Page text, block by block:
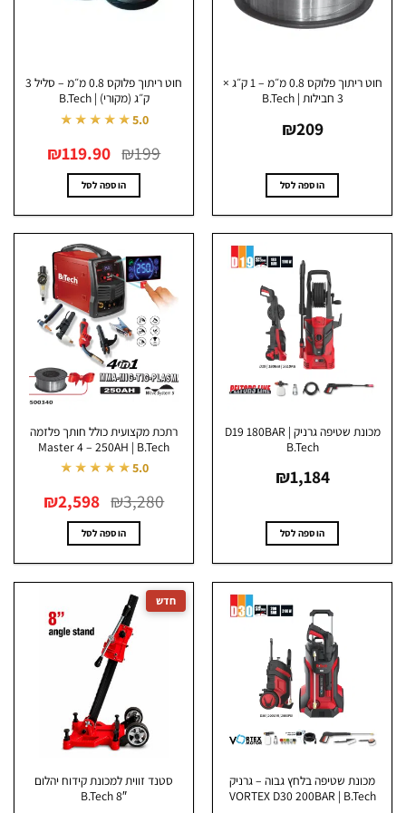
האפשרויות
חוט ריתוך פלוקס 0.8 מ״מ – 1 ק״ג ×
₪
הוספה לסל
חוט ריתוך פלוקס 0.8 מ״מ – סליל 3
ק״ג (מקורי) | B.Tech
★★★★★
₪ המקורי
היה:
₪199.
₪119.90 הנוכחי
הוא:
₪119.90.
הוספה לסל
מכונת שטיפה גרניק D19 180BAR |
₪1,184
הוספה לסל
רתכת מקצועית כולל חותך פלזמה
Master 4 – 250AH | B.Tech
★★★★★
₪3,280 המקורי
היה:
₪3,280.
₪2,598 הנוכחי
הוא:
₪2,598.
הוספה לסל
שטיפה בלחץ גבוה – גרניק
VORTEX D30 200BAR |
סטנד זווית למכונת קידוח יהלום
B.Tech 8″